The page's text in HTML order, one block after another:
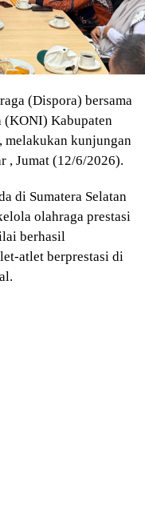
(Dispora) bersama
(KONI) Kabupaten
melakukan kunjungan
, Jumat (12/6/2026).
di Sumatera Selatan
olahraga prestasi
berhasil
atlet berprestasi di